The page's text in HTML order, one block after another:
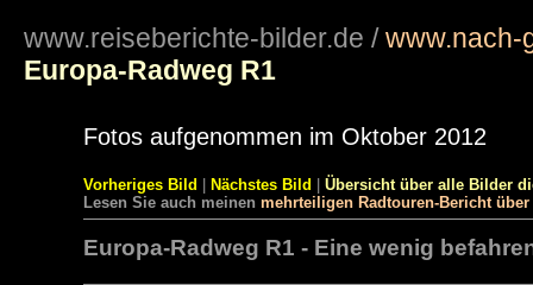
www.reiseberichte-bilder.de /www.nach-
Europa-Radweg R1
Fotos aufgenommen im Oktober 2012
Vorheriges Bild | Nächstes Bild | Übersicht über alle Bilder
Lesen Sie auch meinen mehrteiligen Radtouren-Bericht
Europa-Radweg R1 - Eine wenig